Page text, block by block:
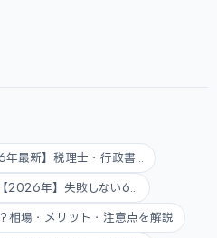
最新】税理士・行政書...
2026年】失敗しない6...
相場・メリット・注意点を解説